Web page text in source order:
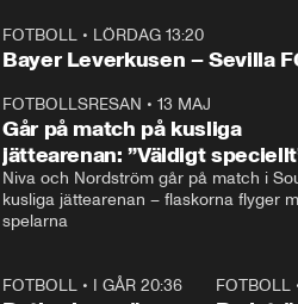
Plus
FOTBOLL• LÖRDAG 13:20
Bayer Leverkusen – Sevilla
FOTBOLLSRESAN • 13 MAJ
Går på match på kusliga
jättearenan: ”Väldigt
Niva och Nordström går på match i
kusliga jättearenan – flaskorna flyger
spelarna
FOTBOLL• I GÅR 20:36 FOTBOLL